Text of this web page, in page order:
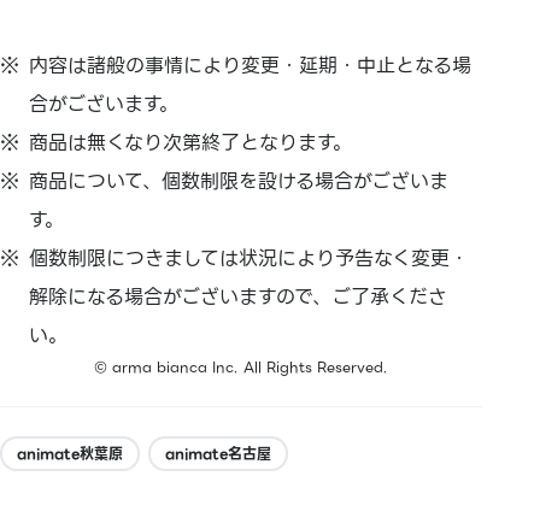
内容は諸般の事情により変更・延期・中止となる場
合がございます。
商品は無くなり次第終了となります。
商品について、個数制限を設ける場合がございま
す。
個数制限につきましては状況により予告なく変更・
解除になる場合がございますので、ご了承くださ
い。
© arma bianca Inc. All Rights Reserved.
animate秋葉原 animate名古屋